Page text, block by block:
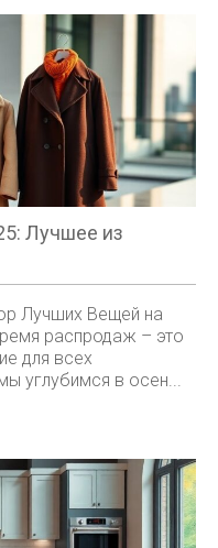
Лучшее из
Лучших Вещей на
распродаж – это
для всех
углубимся в осен...